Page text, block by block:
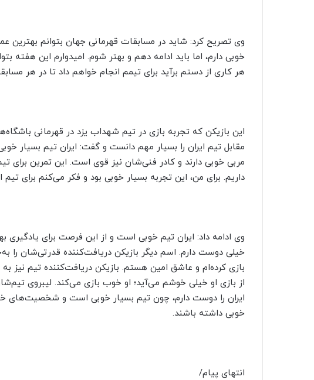
وی تصریح کرد: شاید در مسابقات قهرمانی جهان بتوانم بهترین
خوبی دارم، اما باید ادامه دهم و بهتر شوم. امیدوارم این هفته
هر کاری از دستم برآید برای تیمم انجام خواهم داد تا در هر
این بازیکن که تجربه بازی در تیم شهداب یزد در قهرمانی
مقابل تیم ایران را بسیار مهم دانست و گفت: ایران تیم بسیار خوبی
مربی خوبی دارند و کادر فنی‌شان نیز قوی است. این تمرین برای
داریم. برای من، این تجربه بسیار خوبی بود و فکر می‌کنم برای
وی ادامه داد: ایران تیم خوبی است و از این فرصت برای یادگیری
خیلی دوست دارم. اسم دیگر بازیکن دریافت‌کننده قدرتی‌شان را
بازی کرده‌ام و عاشق امین هستم. بازیکن دریافت‌کننده تیم
از بازی او خیلی خوشم می‌آید؛ او خوب بازی می‌کند. لیبروی
ایران را دوست دارم، چون تیم بسیار خوبی است و شخصیت‌های
خوبی داشته باشند.
انتهای پیام/